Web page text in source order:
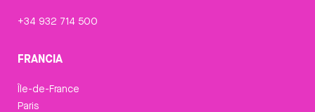
+34 932 714 500
FRANCIA
Île-de-France
Paris